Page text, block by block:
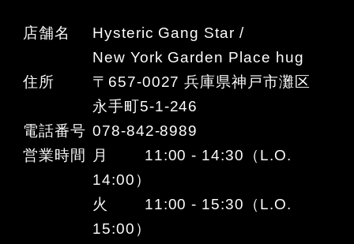
店舗名
Hysteric Gang Star /
New York Garden Place hug
住所
〒657-0027 兵庫県神戸市灘区
永手町5-1-246
電話番号 078-842-8989
営業時間
月 11:00 - 14:30（L.O.
14:00）
火 11:00 - 15:30（L.O.
15:00）